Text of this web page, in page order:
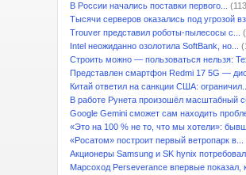
В России начались поставки первого...
Тысячи серверов оказались под угрозой
Trouver представил роботы-пылесосы с...
Intel неожиданно озолотила SoftBank, но...
Строить можно — пользоваться нельзя:
Представлен смартфон Redmi 17 5G —
Китай ответил на санкции США: ограничил...
В работе Рунета произошёл масштабный
Google Gemini сможет сам находить
«Это на 100 % не то, что мы хотели»:
«Росатом» построит первый ветропарк в...
Акционеры Samsung и SK hynix
Марсоход Perseverance впервые показал,